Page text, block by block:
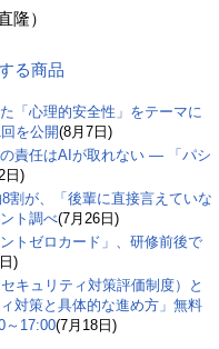
る商品
「心理的安全性」をテーマに
を公開(8月7日)
責任はAIが取れない ― 「パシ
日)
割が、「後輩に直接言えていな
ト調べ(7月26日)
トゼロカード」、研修前後で
)
キュリティ対策評価制度）と
対策と具体的な進め方」無料
～17:00(7月18日)